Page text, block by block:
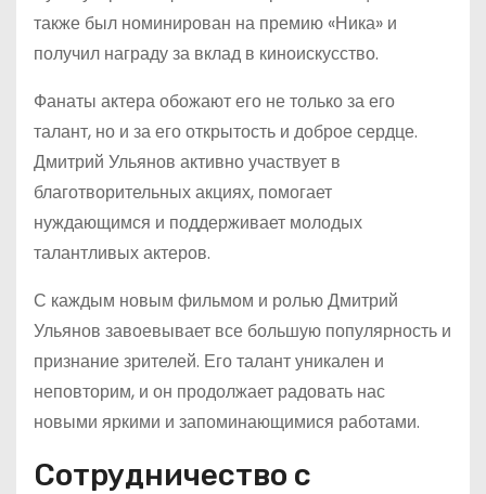
также был номинирован на премию «Ника» и
получил награду за вклад в киноискусство.
Фанаты актера обожают его не только за его
талант, но и за его открытость и доброе сердце.
Дмитрий Ульянов активно участвует в
благотворительных акциях, помогает
нуждающимся и поддерживает молодых
талантливых актеров.
С каждым новым фильмом и ролью Дмитрий
Ульянов завоевывает все большую популярность и
признание зрителей. Его талант уникален и
неповторим, и он продолжает радовать нас
новыми яркими и запоминающимися работами.
Сотрудничество с